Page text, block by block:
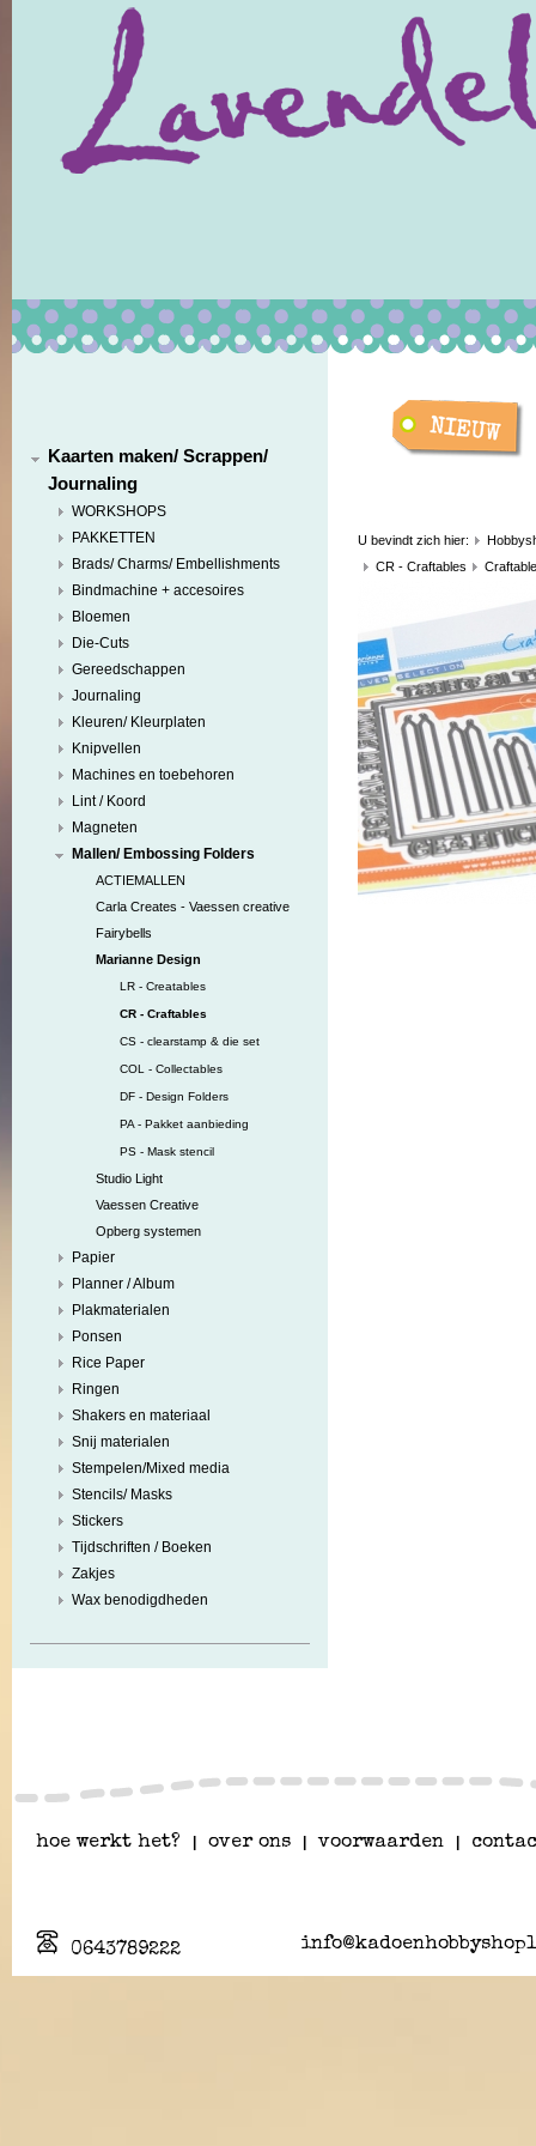
Kaarten maken/ Scrappen/
Journaling
WORKSHOPS
PAKKETTEN
Brads/ Charms/ Embellishments
Bindmachine + accesoires
Bloemen
Die-Cuts
Gereedschappen
Journaling
Kleuren/ Kleurplaten
Knipvellen
Machines en toebehoren
Lint / Koord
Magneten
Mallen/ Embossing Folders
ACTIEMALLEN
Carla Creates - Vaessen creative
Fairybells
Marianne Design
LR - Creatables
CR - Craftables
CS - clearstamp & die set
COL - Collectables
DF - Design Folders
PA - Pakket aanbieding
PS - Mask stencil
Studio Light
Vaessen Creative
Opberg systemen
Papier
Planner / Album
Plakmaterialen
Ponsen
Rice Paper
Ringen
Shakers en materiaal
Snij materialen
Stempelen/Mixed media
Stencils/ Masks
Stickers
Tijdschriften / Boeken
Zakjes
Wax benodigdheden
U bevindt zich hier:
CR - Craftables
hoe werkt het? over ons voorwaarden
0643789222